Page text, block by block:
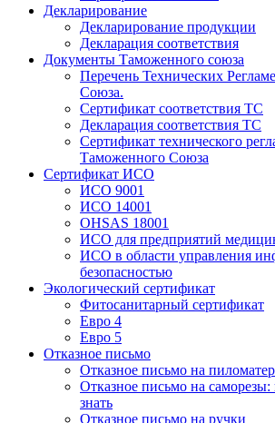
Декларирование
Декларирование продукции
Декларация соответствия
Документы Таможенного союза
Перечень Технических
Союза.
Сертификат соответствия ТС
Декларация соответствия ТС
Сертификат технического
Таможенного Союза
Сертификат ИСО
ИСО 9001
ИСО 14001
OHSAS 18001
ИСО для предприятий
ИСО в области управления
безопасностью
Экологический сертификат
Фитосанитарный сертификат
Евро 4
Евро 5
Отказное письмо
Отказное письмо на
Отказное письмо на
знать
Отказное письмо на ручки